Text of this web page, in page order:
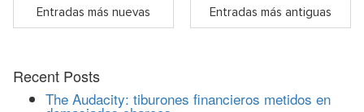
Entradas más nuevas Entradas más antiguas
Recent Posts
The Audacity: tiburones financieros metidos en